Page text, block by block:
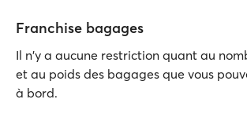
Franchise bagages
Il n'y a aucune restriction quant au
et au poids des bagages que vous
à bord.